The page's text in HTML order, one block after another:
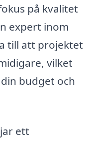
på kvalitet
expert inom
till att projektet
vilket
budget och
ett